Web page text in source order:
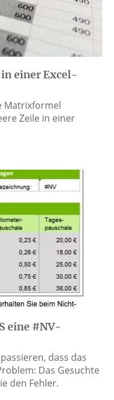
einer Excel-
Matrixformel
Zeile in einer
eine #NV-
dass das
Das Gesuchte
den Fehler.